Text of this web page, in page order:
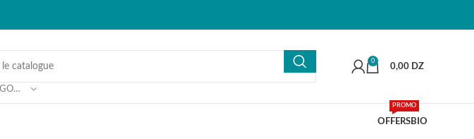
CHOISIR UNE CATÉGORIE
0
0,00 DZ
OFFERS
PROMO
BIO